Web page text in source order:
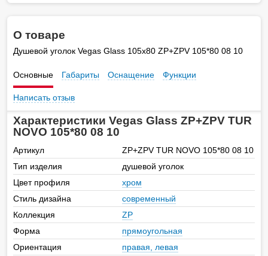
О товаре
Душевой уголок Vegas Glass 105х80 ZP+ZPV 105*80 08 10
Основные Габариты Оснащение Функции
Написать отзыв
Характеристики Vegas Glass ZP+ZPV TUR
NOVO 105*80 08 10
Артикул
ZP+ZPV TUR NOVO 105*80 08 10
Тип изделия
душевой уголок
Цвет профиля
хром
Стиль дизайна
современный
Коллекция
ZP
Форма
прямоугольная
Ориентация
правая, левая